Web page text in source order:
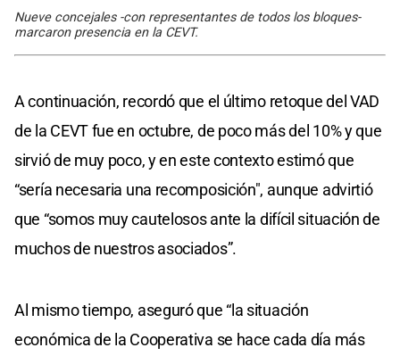
Nueve concejales -con representantes de todos los bloques-
marcaron presencia en la CEVT.
A continuación, recordó que el último retoque del VAD
de la CEVT fue en octubre, de poco más del 10% y que
sirvió de muy poco, y en este contexto estimó que
“sería necesaria una recomposición", aunque advirtió
que “somos muy cautelosos ante la difícil situación de
muchos de nuestros asociados”.
Al mismo tiempo, aseguró que “la situación
económica de la Cooperativa se hace cada día más